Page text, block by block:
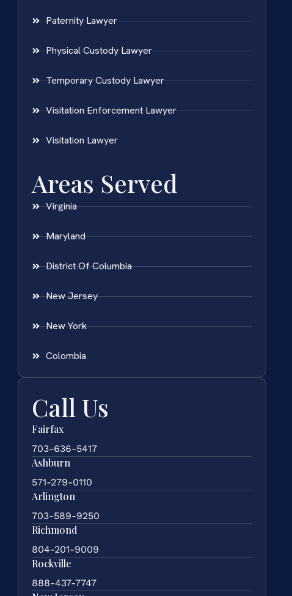
Paternity Lawyer
Physical Custody Lawyer
Temporary Custody Lawyer
Visitation Enforcement Lawyer
Visitation Lawyer
Areas Served
Virginia
Maryland
District Of Columbia
New Jersey
New York
Colombia
Call Us
Fairfax
703-636-5417
Ashburn
571-279-0110
Arlington
703-589-9250
Richmond
804-201-9009
Rockville
888-437-7747